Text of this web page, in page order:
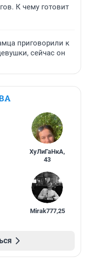
К чему готовит
приговорили к
сейчас он
ХуЛиГаНкА,
43
Mirak777,25